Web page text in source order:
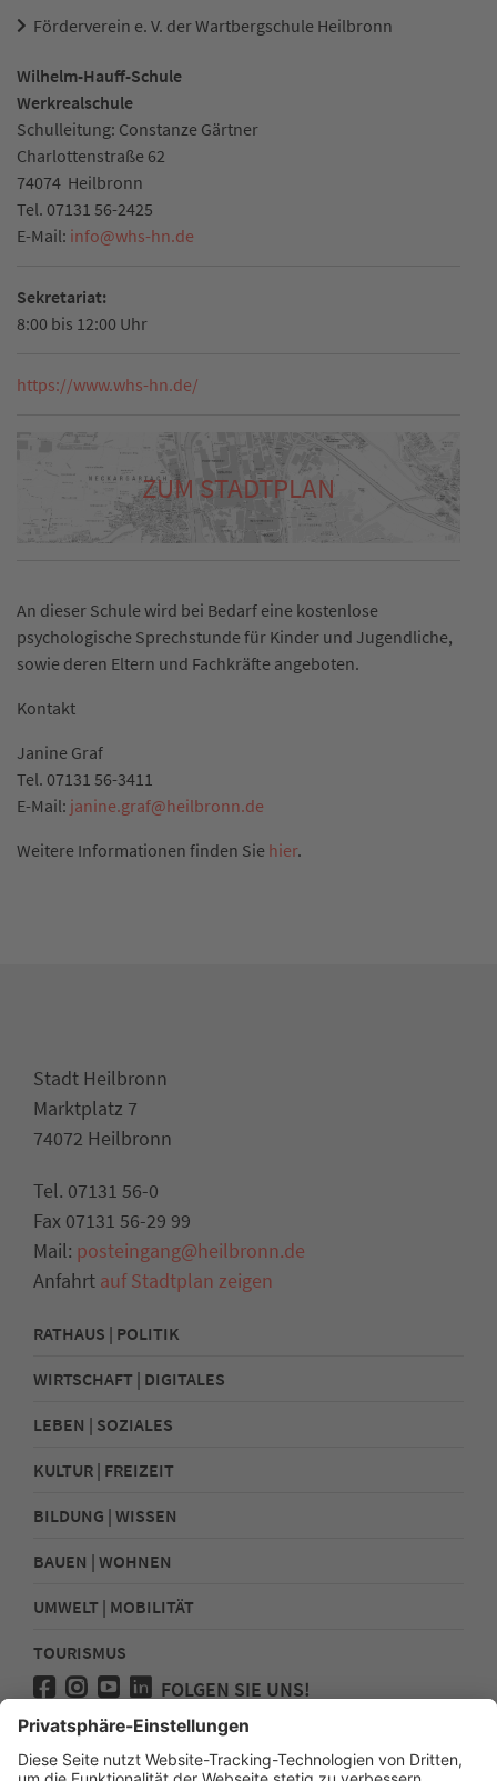
Förderverein e. V. der Wartbergschule Heilbronn
Wilhelm-Hauff-Schule
Werkrealschule
Schulleitung: Constanze Gärtner
Charlottenstraße 62
74074 Heilbronn
Tel. 07131 56-2425
E-Mail: info@whs-hn.de
Sekretariat:
8:00 bis 12:00 Uhr
https://www.whs-hn.de/
ZUM STADTPLAN
An dieser Schule wird bei Bedarf eine kostenlose
psychologische Sprechstunde für Kinder und Jugendliche,
sowie deren Eltern und Fachkräfte angeboten.
Kontakt
Janine Graf
Tel. 07131 56-3411
E-Mail: janine.graf@heilbronn.de
Weitere Informationen finden Sie hier.
Stadt Heilbronn
Marktplatz 7
74072 Heilbronn
Tel. 07131 56-0
Fax 07131 56-29 99
Mail: posteingang@heilbronn.de
Anfahrt auf Stadtplan zeigen
RATHAUS | POLITIK
WIRTSCHAFT | DIGITALES
LEBEN | SOZIALES
KULTUR | FREIZEIT
BILDUNG | WISSEN
BAUEN | WOHNEN
UMWELT | MOBILITÄT
TOURISMUS
FOLGEN SIE UNS!
Presse